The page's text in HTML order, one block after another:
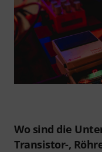
Wo sind die
Transistor-,